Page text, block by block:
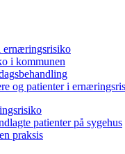
ernæringsrisiko
i kommunen
og patienter i
patienter på sygehus
praksis